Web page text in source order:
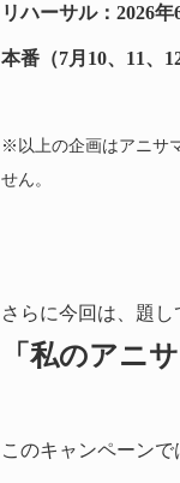
リハーサル：2026年
本番（7月10、11、
※以上の企画はアニサ
せん。
さらに今回は、題し
「私のアニ
このキャンペーンで